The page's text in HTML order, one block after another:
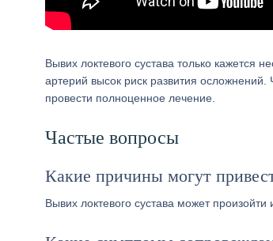
Вывих локтевого сустава только кажется
артерий высок риск развития
провести полноценное лечение.
Частые вопросы
Какие причины могут
Вывих локтевого сустава может